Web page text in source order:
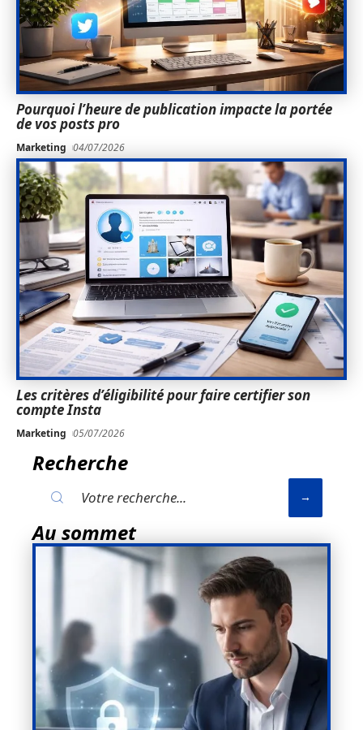
Pourquoi l’heure de publication impacte la portée
de vos posts pro
Marketing 04/07/2026
Les critères d’éligibilité pour faire certifier son
compte Insta
Marketing 05/07/2026
Recherche
Au sommet